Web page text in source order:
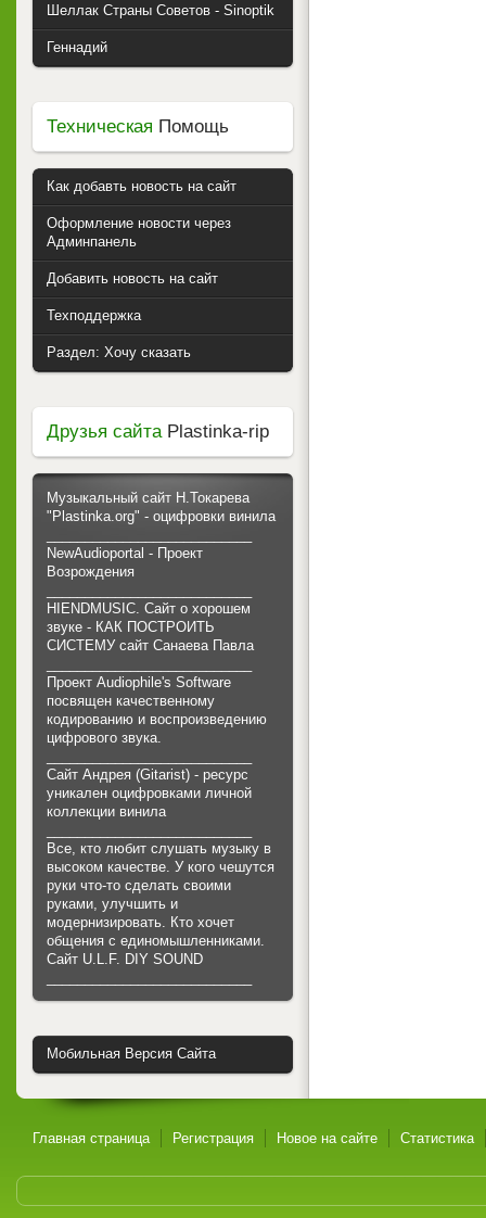
Шеллак Страны Советов - Sinoptik
Геннадий
Техническая Помощь
Как добавть новость на сайт
Оформление новости через
Админпанель
Добавить новость на сайт
Техподдержка
Раздел: Хочу сказать
Друзья сайтаPlastinka-rip
Музыкальный сайт Н.Токарева
"Plastinka.org" - оцифровки винила
NewAudioportal - Проект
Возрождения
HIENDMUSIC. Сайт о хорошем
звуке - КАК ПОСТРОИТЬ
СИСТЕМУ сайт Санаева Павла
Проект Audiophile's Software
посвящен качественному
кодированию и воспроизведению
цифрового звука.
Сайт Андрея (Gitarist) - ресурс
уникален оцифровками личной
коллекции винила
Все, кто любит слушать музыку в
высоком качестве. У кого чешутся
руки что-то сделать своими
руками, улучшить и
модернизировать. Кто хочет
общения с единомышленниками.
Cайт U.L.F. DIY SOUND
Мобильная Версия Сайта
Главная страница Регистрация Новое на сайте Статистика